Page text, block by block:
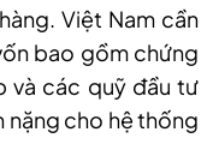
Việt Nam cần
bao gồm chứng
và các quỹ đầu tư
nặng cho hệ thống